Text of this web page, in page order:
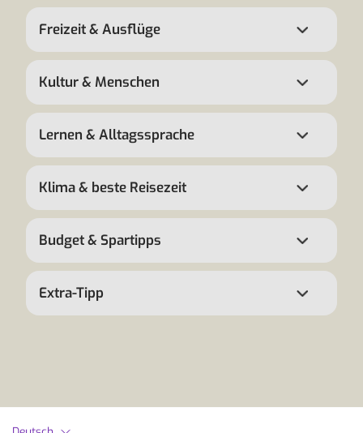
Freizeit & Ausflüge
Kultur & Menschen
Lernen & Alltagssprache
Klima & beste Reisezeit
Budget & Spartipps
Extra-Tipp